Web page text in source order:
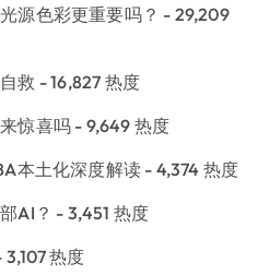
源色彩更重要吗？ - 29,209
救 - 16,827 热度
惊喜吗 - 9,649 热度
本土化深度解读 - 4,374 热度
AI？ - 3,451 热度
3,107 热度